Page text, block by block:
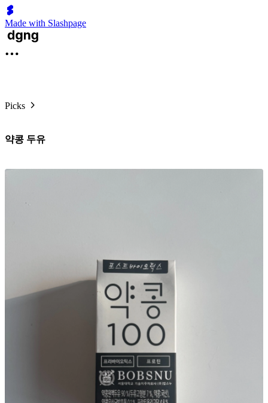
Made with Slashpage
Picks
약콩 두유